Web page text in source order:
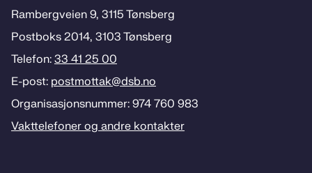
Rambergveien 9, 3115 Tønsberg
Postboks 2014, 3103 Tønsberg
Telefon: 33 41 25 00
E-post: postmottak­@dsb.no
Organisasjonsnummer: 974 760 983
Vakttelefoner og andre kontakter